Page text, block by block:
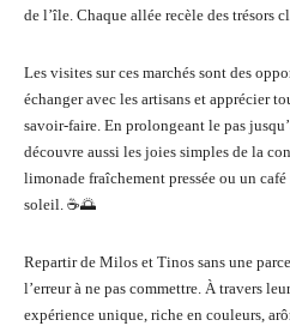
de l’île. Chaque allée recèle des trésors
Les visites sur ces marchés sont des
échanger avec les artisans et apprécier
savoir-faire. En prolongeant le pas
découvre aussi les joies simples de la
limonade fraîchement pressée ou un
soleil. ☕🌅
Repartir de Milos et Tinos sans une
l’erreur à ne pas commettre. À travers
expérience unique, riche en couleurs,